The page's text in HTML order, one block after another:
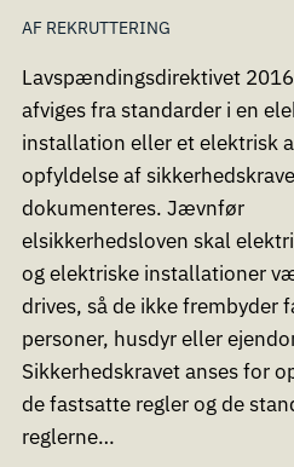
AF REKRUTTERING
Lavspændingsdirektivet
afviges fra standarder i en
installation eller et elektrisk
opfyldelse af
dokumenteres. Jævnfør
elsikkerhedsloven skal
og elektriske installationer
drives, så de ikke frembyder
personer, husdyr eller
Sikkerhedskravet anses for
de fastsatte regler og de
reglerne…